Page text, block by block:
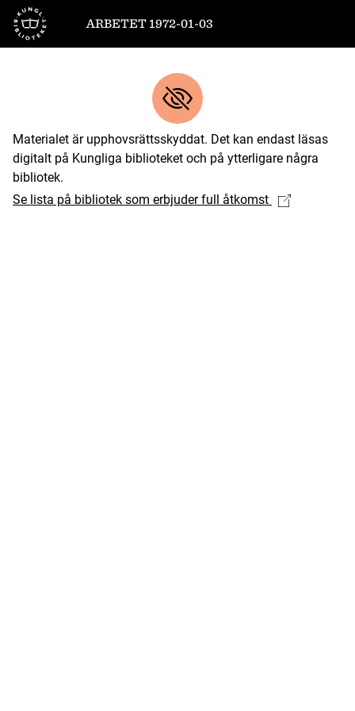
Till startsidan
ARBETET 1972-01-03
Materialet är upphovsrättsskyddat. Det kan endast läsas
digitalt på Kungliga biblioteket och på ytterligare några
bibliotek.
Se lista på bibliotek som erbjuder full åtkomst